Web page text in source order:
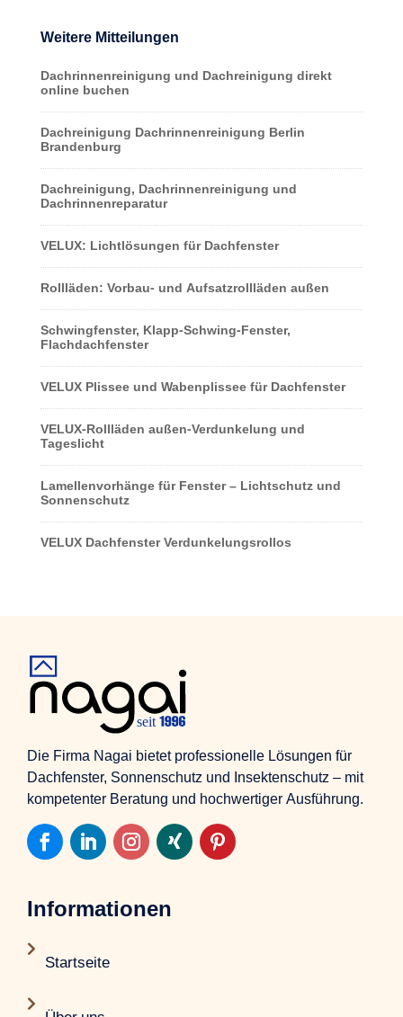
Weitere Mitteilungen
Dachrinnenreinigung und Dachreinigung direkt
online buchen
Dachreinigung Dachrinnenreinigung Berlin
Brandenburg
Dachreinigung, Dachrinnenreinigung und
Dachrinnenreparatur
VELUX: Lichtlösungen für Dachfenster
Rollläden: Vorbau- und Aufsatzrollläden außen
Schwingfenster, Klapp-Schwing-Fenster,
Flachdachfenster
VELUX Plissee und Wabenplissee für Dachfenster
VELUX-Rollläden außen-Verdunkelung und
Tageslicht
Lamellenvorhänge für Fenster – Lichtschutz und
Sonnenschutz
VELUX Dachfenster Verdunkelungsrollos
Die Firma Nagai bietet professionelle Lösungen für
Dachfenster, Sonnenschutz und Insektenschutz – mit
kompetenter Beratung und hochwertiger Ausführung.
Informationen

Startseite
